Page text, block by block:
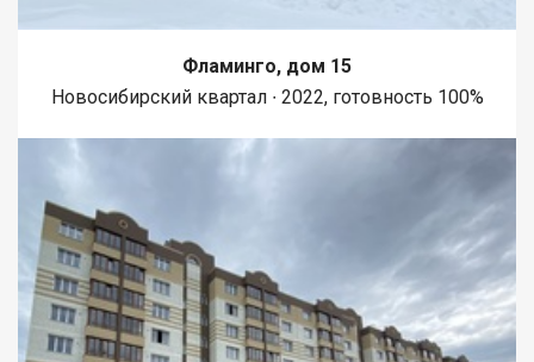
Фламинго, дом 15
Новосибирский квартал ∙ 2022, готовность 100%